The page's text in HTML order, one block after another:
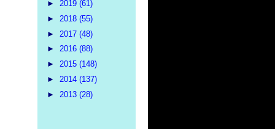
► 2019 (61)
► 2018 (55)
► 2017 (48)
► 2016 (88)
► 2015 (148)
► 2014 (137)
► 2013 (28)